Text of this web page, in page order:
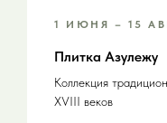
1 ИЮНЯ – 15
Плитка Азулежу
Коллекция
XVIII веков